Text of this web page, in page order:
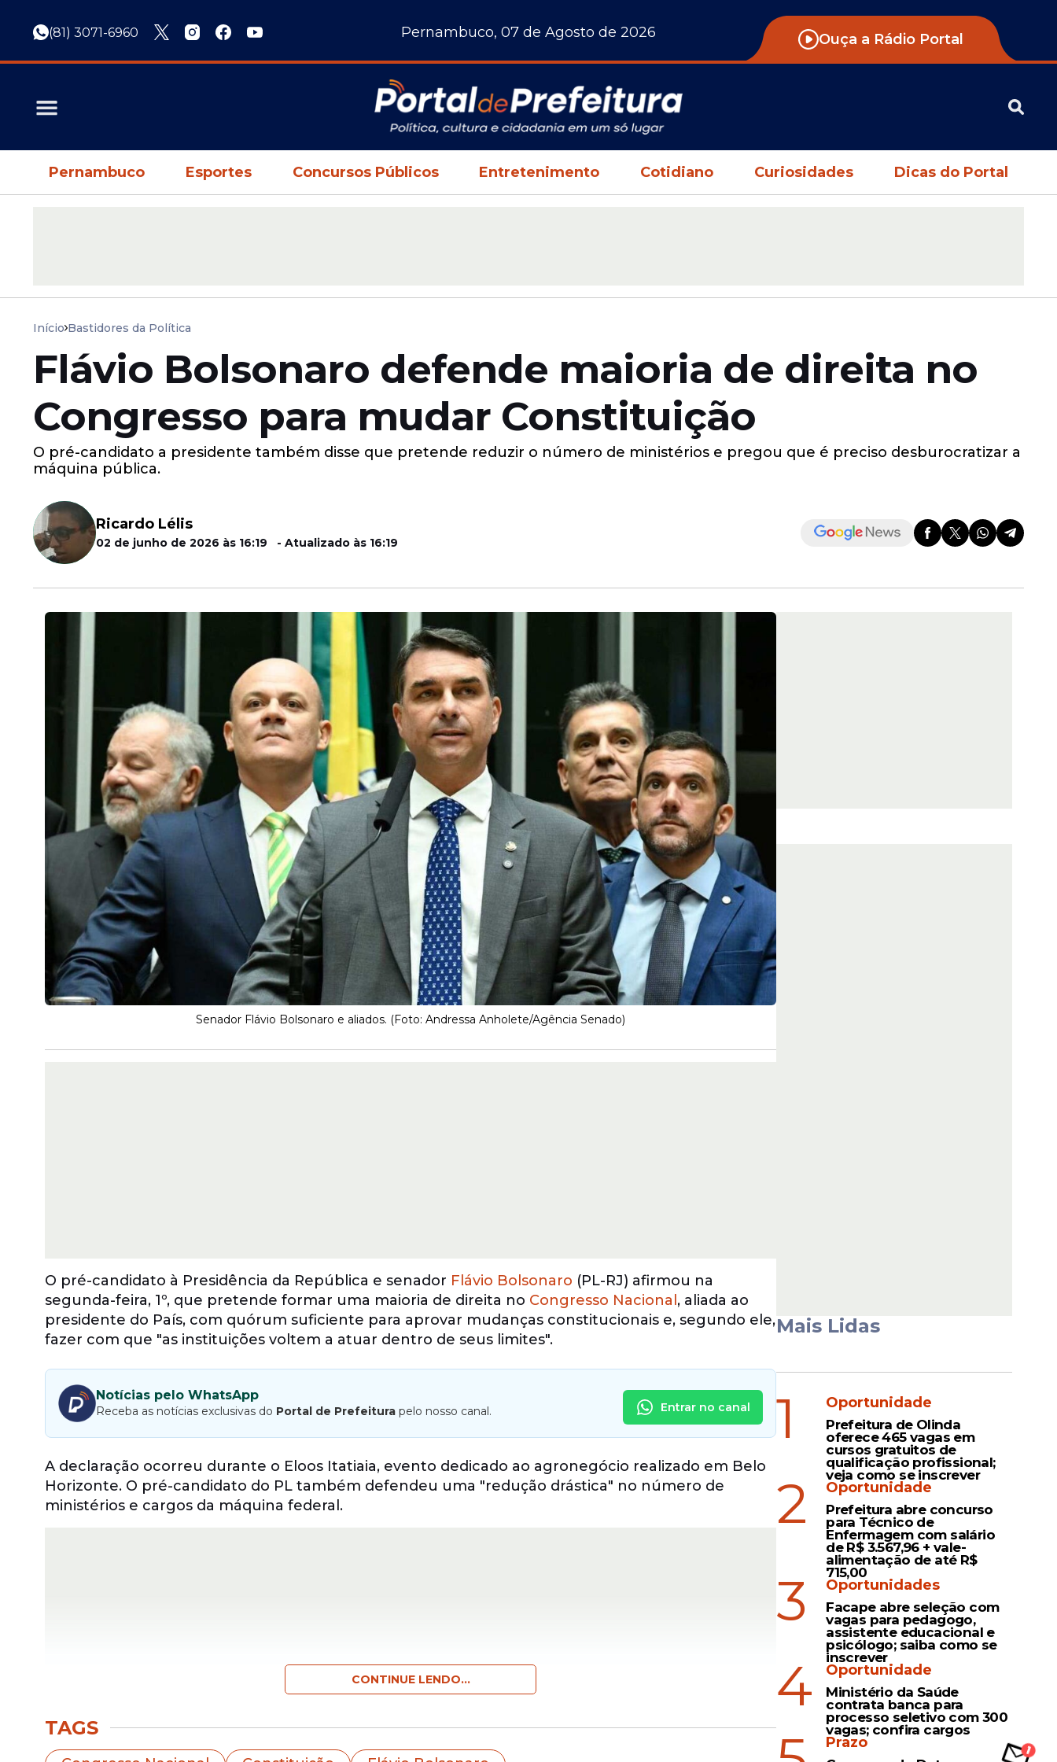
(81) 3071-6960 Pernambuco, 07 de Agosto de 2026 Ouça a Rádio Portal
Pernambuco Esportes Concursos Públicos Entretenimento Cotidiano Curiosidades Dicas do Portal
Início Bastidores da Política
Flávio Bolsonaro defende maioria de direita no
Congresso para mudar Constituição
O pré-candidato a presidente também disse que pretende reduzir o número de ministérios e pregou que é preciso desburocratizar a
máquina pública.
Ricardo Lélis
02 de junho de 2026 às 16:19 - Atualizado às 16:19
Senador Flávio Bolsonaro e aliados. (Foto: Andressa Anholete/Agência Senado)
O pré-candidato à Presidência da República e senador Flávio Bolsonaro (PL-RJ) afirmou na
segunda-feira, 1º, que pretende formar uma maioria de direita no Congresso Nacional , aliada ao
presidente do País, com quórum suficiente para aprovar mudanças constitucionais e, segundo ele,
fazer com que "as instituições voltem a atuar dentro de seus limites".
Notícias pelo WhatsApp
Receba as notícias exclusivas do Portal de Prefeitura pelo nosso canal. Entrar no canal
A declaração ocorreu durante o Eloos Itatiaia, evento dedicado ao agronegócio realizado em Belo
Horizonte. O pré-candidato do PL também defendeu uma "redução drástica" no número de
ministérios e cargos da máquina federal.
CONTINUE LENDO...
TAGS
Mais Lidas
1 Oportunidade
Prefeitura de Olinda
oferece 465 vagas em
cursos gratuitos de
qualificação profissional;
veja como se inscrever
2 Oportunidade
Prefeitura abre concurso
para Técnico de
Enfermagem com salário
de R$ 3.567,96 + vale-
alimentação de até R$
715,00
3 Oportunidades
Facape abre seleção com
vagas para pedagogo,
assistente educacional e
psicólogo; saiba como se
inscrever
4 Oportunidade
Ministério da Saúde
contrata banca para
processo seletivo com 300
vagas; confira cargos
Prazo